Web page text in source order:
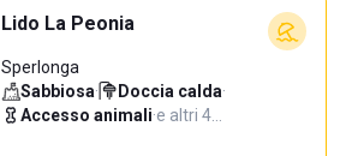
Lido La Peonia
Sperlonga
Sabbiosa· Doccia calda·
Accesso animali·e altri 4…